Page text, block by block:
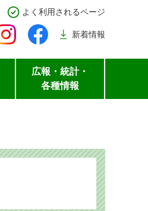
よく利用されるページ
新着情報
広報・統計・
各種情報